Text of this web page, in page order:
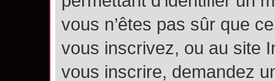
vous n’êtes pas sûr que
vous inscrivez, ou au site
vous inscrire, demandez